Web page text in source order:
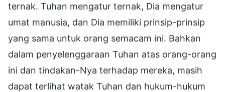
ternak. Tuhan mengatur ternak, Dia mengatur
umat manusia, dan Dia memiliki prinsip-prinsip
yang sama untuk orang semacam ini. Bahkan
dalam penyelenggaraan Tuhan atas orang-orang
ini dan tindakan-Nya terhadap mereka, masih
dapat terlihat watak Tuhan dan hukum-hukum